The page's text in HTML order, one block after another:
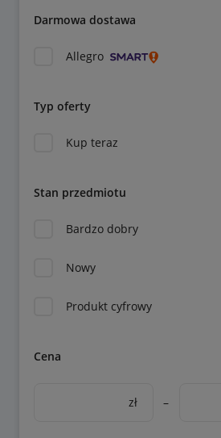
Darmowa dostawa
Allegro
Typ oferty
Kup teraz
Stan przedmiotu
Bardzo dobry
Nowy
Produkt cyfrowy
Cena
zł –